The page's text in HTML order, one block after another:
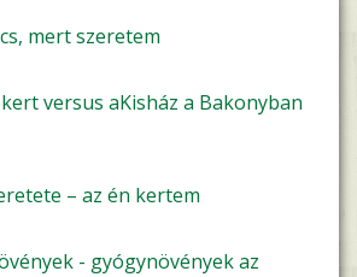
mert szeretem
versus aKisház a Bakonyban
– az én kertem
- gyógynövények az